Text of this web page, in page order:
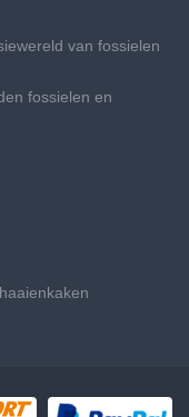
van fossielen
fossielen en